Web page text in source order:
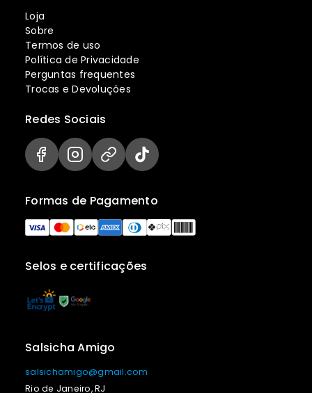
Loja
Sobre
Termos de uso
Política de Privacidade
Perguntas frequentes
Trocas e Devoluções
Selos e certificações
Formas de Pagamento
Redes Sociais
Salsicha Amigo
salsichamigo@gmail.com
Rio de Janeiro, RJ